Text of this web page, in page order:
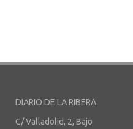
DIARIO DE LA RIBERA
C/ Valladolid, 2, Bajo